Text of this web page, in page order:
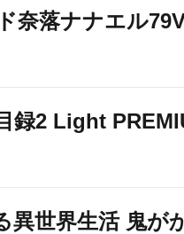
奈落ナナエル
録2 Light
異世界生活 鬼が